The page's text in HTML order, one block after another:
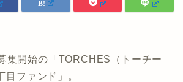
集開始の「TORCHES（トーチー
目ファンド」。